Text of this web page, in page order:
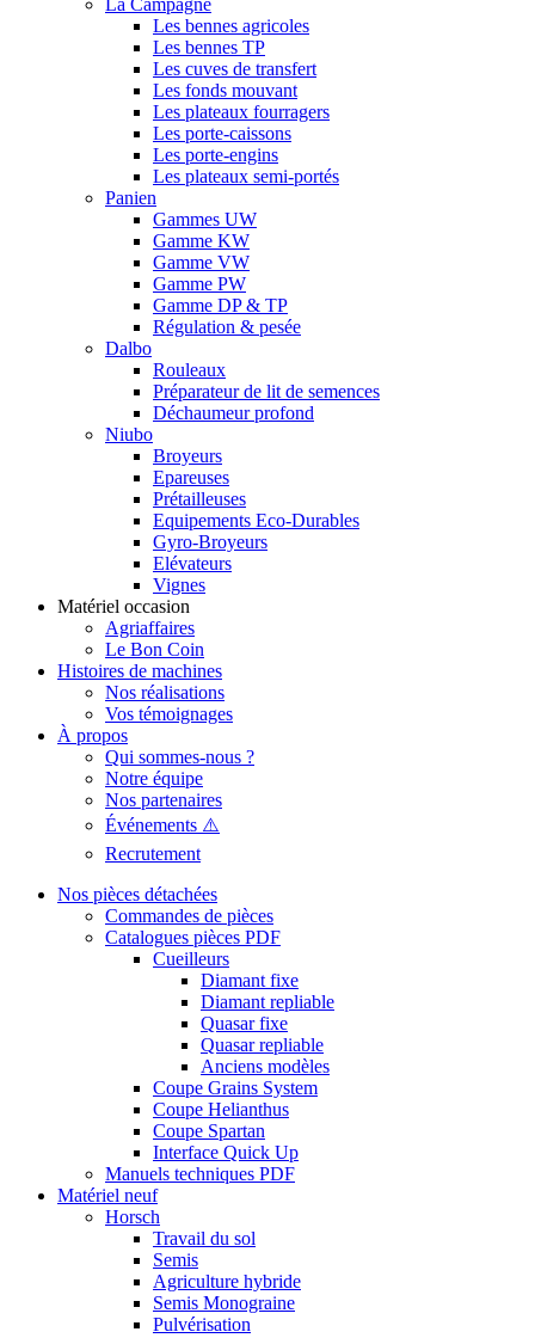
Les bennes agricoles
Les bennes TP
Les cuves de transfert
Les fonds mouvant
Les plateaux fourragers
Les porte-caissons
Les porte-engins
Les plateaux semi-portés
Panien
Gammes UW
Gamme KW
Gamme VW
Gamme PW
Gamme DP & TP
Régulation & pesée
Dalbo
Rouleaux
Préparateur de lit de semences
Déchaumeur profond
Niubo
Broyeurs
Epareuses
Prétailleuses
Equipements Eco-Durables
Gyro-Broyeurs
Elévateurs
Vignes
Matériel occasion
Agriaffaires
Le Bon Coin
Histoires de machines
Nos réalisations
Vos témoignages
À propos
Qui sommes-nous ?
Notre équipe
Nos partenaires
Événements ⚠️
Recrutement
Nos pièces détachées
Commandes de pièces
Catalogues pièces PDF
Cueilleurs
Diamant fixe
Diamant repliable
Quasar fixe
Quasar repliable
Anciens modèles
Coupe Grains System
Coupe Helianthus
Coupe Spartan
Interface Quick Up
Manuels techniques PDF
Matériel neuf
Horsch
Travail du sol
Semis
Agriculture hybride
Semis Monograine
Pulvérisation